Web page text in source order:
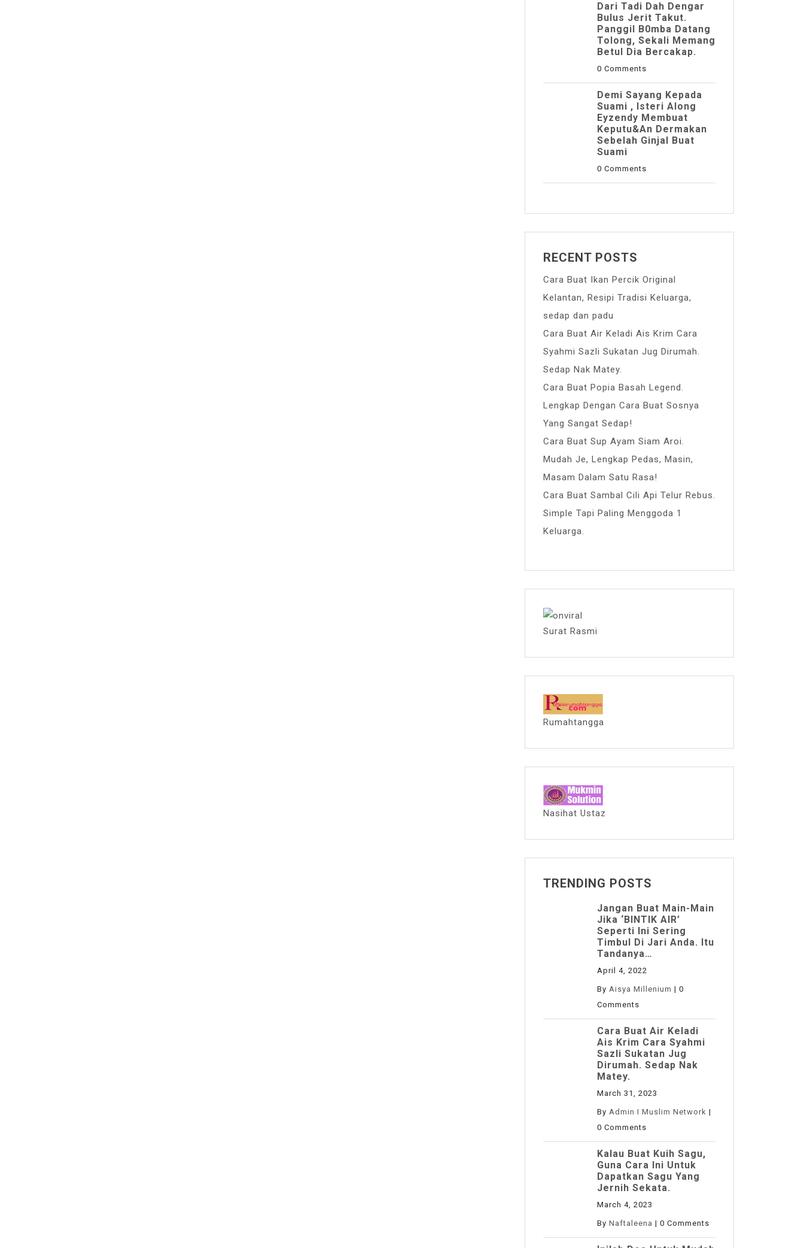
Dari Tadi Dah Dengar
Bulus Jerit Takut.
Panggil B0mba Datang
Tolong, Sekali Memang
Betul Dia Bercakap.
0 Comments
Demi Sayang Kepada
Suami , Isteri Along
Eyzendy Membuat
Keputu&an Dermakan
Sebelah Ginjal Buat
Suami
0 Comments
RECENT POSTS
Cara Buat Ikan Percik Original
Kelantan, Resipi Tradisi Keluarga,
sedap dan padu
Cara Buat Air Keladi Ais Krim Cara
Syahmi Sazli Sukatan Jug Dirumah.
Sedap Nak Matey.
Cara Buat Popia Basah Legend.
Lengkap Dengan Cara Buat Sosnya
Yang Sangat Sedap!
Cara Buat Sup Ayam Siam Aroi.
Mudah Je, Lengkap Pedas, Masin,
Masam Dalam Satu Rasa!
Cara Buat Sambal Cili Api Telur Rebus.
Simple Tapi Paling Menggoda 1
Keluarga.
Surat Rasmi
Rumahtangga
Nasihat Ustaz
TRENDING POSTS
Jangan Buat Main-Main
Jika ‘BINTIK AIR’
Seperti Ini Sering
Timbul Di Jari Anda. Itu
Tandanya…
April 4, 2022
By Aisya Millenium | 0
Comments
Cara Buat Air Keladi
Ais Krim Cara Syahmi
Sazli Sukatan Jug
Dirumah. Sedap Nak
Matey.
March 31, 2023
By Admin I Muslim Network |
0 Comments
Kalau Buat Kuih Sagu,
Guna Cara Ini Untuk
Dapatkan Sagu Yang
Jernih Sekata.
March 4, 2023
By Naftaleena | 0 Comments